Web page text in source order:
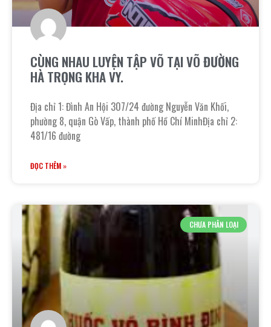
CÙNG NHAU LUYỆN TẬP VÕ TẠI VÕ ĐƯỜNG
HÀ TRỌNG KHA VY.
Địa chỉ 1: Đình An Hội 307/24 đường Nguyễn Văn Khối,
phường 8, quận Gò Vấp, thành phố Hồ Chí MinhĐịa chỉ 2:
481/16 đường
ĐỌC THÊM »
CHƯA PHÂN LOẠI